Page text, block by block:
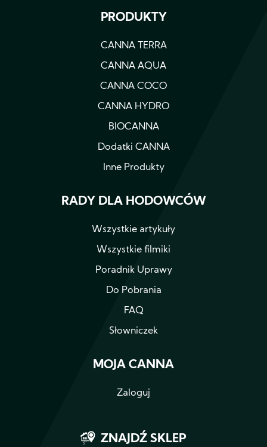
PRODUKTY
CANNA TERRA
CANNA AQUA
CANNA COCO
CANNA HYDRO
BIOCANNA
Dodatki CANNA
Inne Produkty
RADY DLA HODOWCÓW
Wszystkie artykuły
Wszystkie filmiki
Poradnik Uprawy
Do Pobrania
FAQ
Słowniczek
MOJA CANNA
Zaloguj
ZNAJDŹ SKLEP